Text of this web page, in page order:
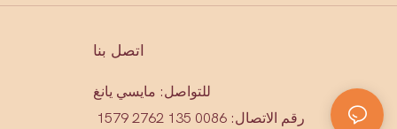
اتصل بنا
للتواصل: مايسي يانغ
رقم الاتصال: 0086 135 2762 1579